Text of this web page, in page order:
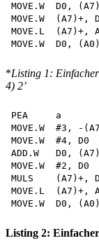
MOVE.W  D0,
MOVE.W
MOVE.L  (A7)+,
*Listing 1:
4) 2’
PEA     a
MOVE.W  #3, -
MOVE.W  #4, D0
ADD.W   D0,
MOVE.W  #2, D0
MULS    (A7)+,
MOVE.L  (A7)+,
Listing 2: